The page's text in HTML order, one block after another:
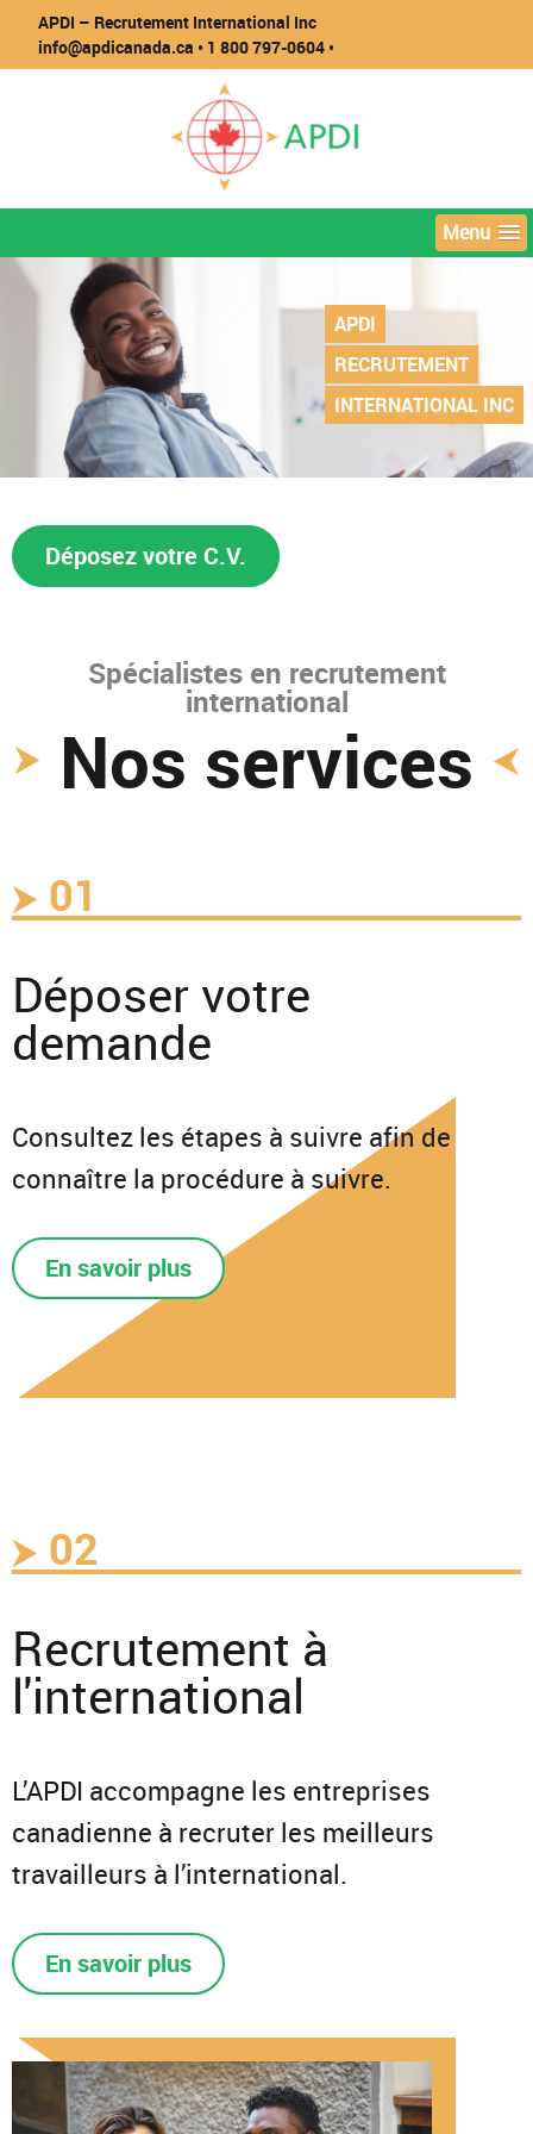
APDI – Recrutement International Inc
info@apdicanada.ca • 1 800 797-0604 •
Menu
APDI
RECRUTEMENT
INTERNATIONAL INC
Déposez votre C.V.
Spécialistes en recrutement
international
Nos services
01
Déposer votre
demande
Consultez les étapes à suivre afin de
connaître la procédure à suivre.
En savoir plus
02
Recrutement à
l'international
L’APDI accompagne les entreprises
canadienne à recruter les meilleurs
travailleurs à l’international.
En savoir plus